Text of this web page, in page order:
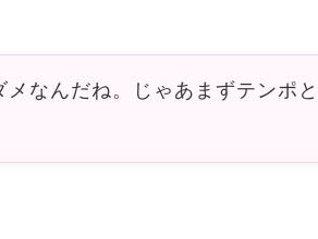
なんだね。じゃあまずテンポと